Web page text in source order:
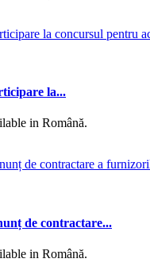
la...
in Română.
de contractare...
in Română.